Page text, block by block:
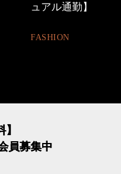
ュアル通勤】
FASHION
員募集中